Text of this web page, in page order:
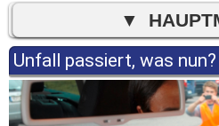
Unfall passiert, was nun?